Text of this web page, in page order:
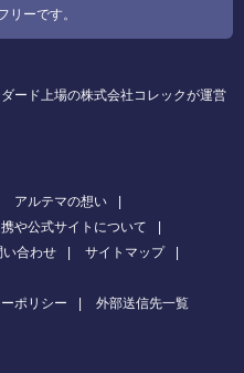
リーです。
ード上場の株式会社コレックが運営
アルテマの想い
や公式サイトについて
い合わせ
サイトマップ
ポリシー 外部送信先一覧